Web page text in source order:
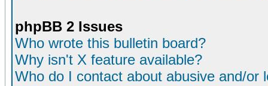
phpBB 2 Issues
Who wrote this bulletin board?
Why isn't X feature available?
Who do I contact about abusive and/or